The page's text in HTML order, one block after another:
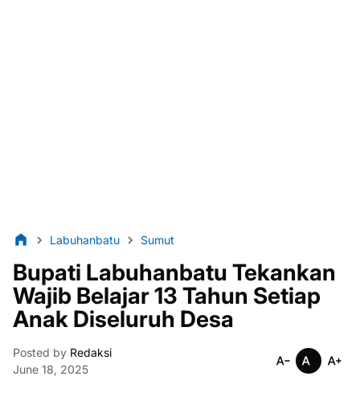
Labuhanbatu Sumut
Bupati Labuhanbatu Tekankan
Wajib Belajar 13 Tahun Setiap
Anak Diseluruh Desa
Posted by Redaksi
June 18, 2025